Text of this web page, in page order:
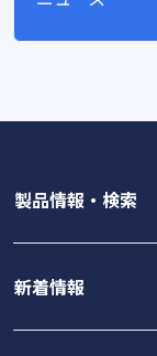
製品情報・検索
新着情報